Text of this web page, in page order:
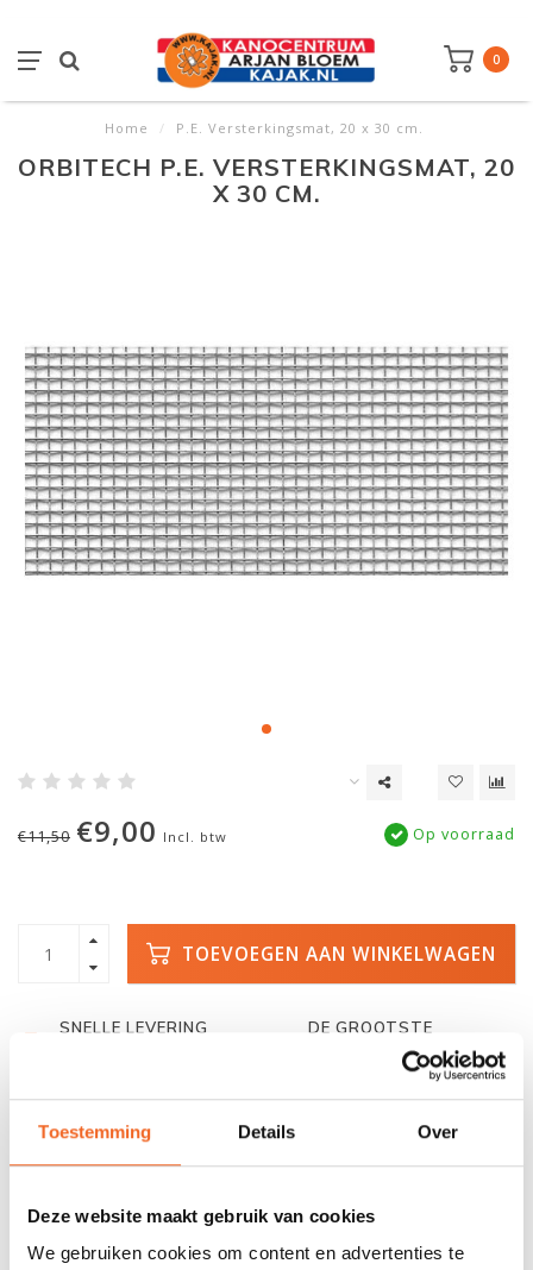
Toestemming Details Over
Deze website maakt gebruik van cookies
We gebruiken cookies om content en advertenties te
0
Home / P.E. Versterkingsmat, 20 x 30 cm.
ORBITECH P.E. VERSTERKINGSMAT, 20
X 30 CM.
€11,50 €9,00 Incl. btw Op voorraad
TOEVOEGEN AAN WINKELWAGEN
SNELLE LEVERING
DE GROOTSTE
Duizenden kano's op
678 GOOGLE REVIEWS
Beoordeling 4,8/5
PROEFVAART